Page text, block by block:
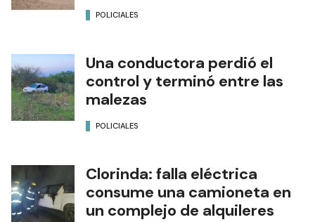
POLICIALES
Una conductora perdió el
control y terminó entre las
malezas
POLICIALES
Clorinda: falla eléctrica
consume una camioneta en
un complejo de alquileres